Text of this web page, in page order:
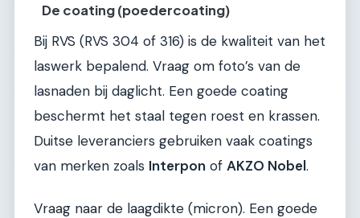
De coating (poedercoating)
Bij RVS (RVS 304 of 316) is de kwaliteit van het
laswerk bepalend. Vraag om foto’s van de
lasnaden bij daglicht. Een goede coating
beschermt het staal tegen roest en krassen.
Duitse leveranciers gebruiken vaak coatings
van merken zoals Interpon of AKZO Nobel.
Vraag naar de laagdikte (micron). Een goede